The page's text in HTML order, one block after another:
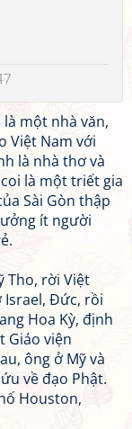
là một nhà văn,
Việt Nam với
là nhà thơ và
là một triết gia
Sài Gòn thập
ít người
Tho, rời Việt
Israel, Đức, rồi
Hoa Kỳ, định
Giáo viện
ông ở Mỹ và
về đạo Phật.
Houston,